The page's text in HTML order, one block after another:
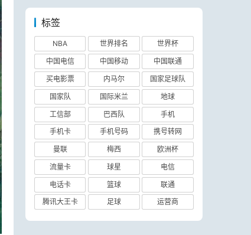
标签
NBA 世界排名
世界杯
中国电信
中国移动
中国联通
买电影票
内马尔
国家足球队
国家队
国际米兰
地球
工信部
巴西队
手机
手机卡
手机号码
携号转网
曼联
梅西
欧洲杯
流量卡
球星
电信
电话卡
篮球
联通
腾讯大王卡
足球 运营商